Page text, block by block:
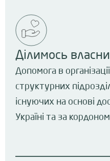
Ділимось
Допомога в
структурних
існуючих на основі
Україні та за